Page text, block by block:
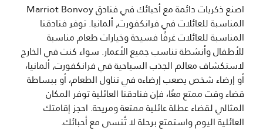
اصنع ذكريات دائمة مع أحبائك في فنادق Marriot Bonvoy
المناسبة للعائلات في فرانكفورت, ألمانيا. توفر فنادقنا
المناسبة للعائلات غرفًا فسيحة وخيارات طعام مناسبة
للأطفال وأنشطة تناسب جميع الأعمار. سواء كنت في الخارج
لاستكشاف معالم الجذب السياحية في فرانكفورت, ألمانيا،
أو إرضاء شخص يصعب إرضاءه في تناول الطعام، أو ببساطة
قضاء وقت ممتع معًا، فإن فنادقنا العائلية توفر المكان
المثالي لقضاء عطلة عائلية ممتعة ومريحة. احجز إقامتك
العائلية اليوم واستمتع برحلة لا تُنسى مع أحبائك.